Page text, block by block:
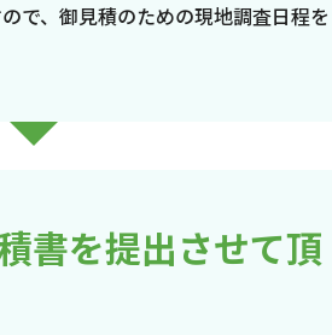
で、御見積のための現地調査日程を
書を提出させて頂